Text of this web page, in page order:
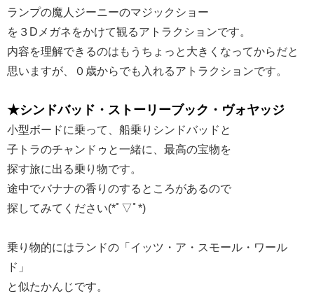
ランプの魔人ジーニーのマジックショー
を３Dメガネをかけて観るアトラクションです。
内容を理解できるのはもうちょっと大きくなってからだと
思いますが、０歳からでも入れるアトラクションです。
★シンドバッド・ストーリーブック・ヴォヤッジ
小型ボードに乗って、船乗りシンドバッドと
子トラのチャンドゥと一緒に、最高の宝物を
探す旅に出る乗り物です。
途中でバナナの香りのするところがあるので
探してみてください(*ﾟ▽ﾟ*)
乗り物的にはランドの「イッツ・ア・スモール・ワール
ド」
と似たかんじです。